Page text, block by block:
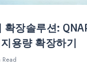
확장솔루션:
용량 확장하기
Read